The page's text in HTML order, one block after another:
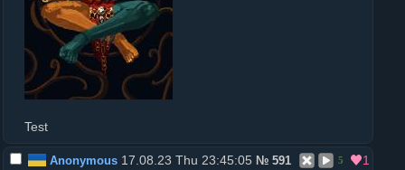
Test
Anonymous17.08.23 Thu 23:45:05 № 591 5 1